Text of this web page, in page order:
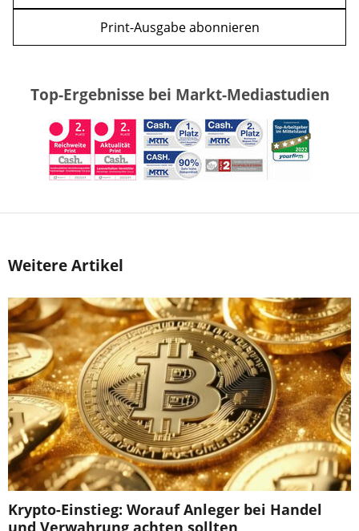
Print-Ausgabe abonnieren
Top-Ergebnisse bei Markt-Mediastudien
Weitere Artikel
Krypto-Einstieg: Worauf Anleger bei Handel
und Verwahrung achten sollten